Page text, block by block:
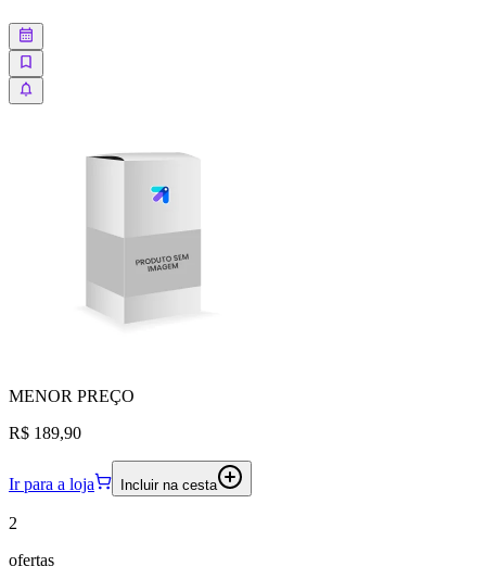
MENOR PREÇO
R$ 189,90
Ir para a loja Incluir na cesta
2
ofertas